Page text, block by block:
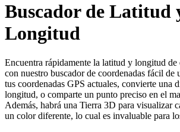
Buscador de Latitud
Longitud
Encuentra rápidamente la latitud y longitud
con nuestro buscador de coordenadas fácil de
tus coordenadas GPS actuales, convierte una
longitud, o comparte un punto preciso en el
Además, habrá una Tierra 3D para visualizar
un color diferente, lo cual es invaluable para